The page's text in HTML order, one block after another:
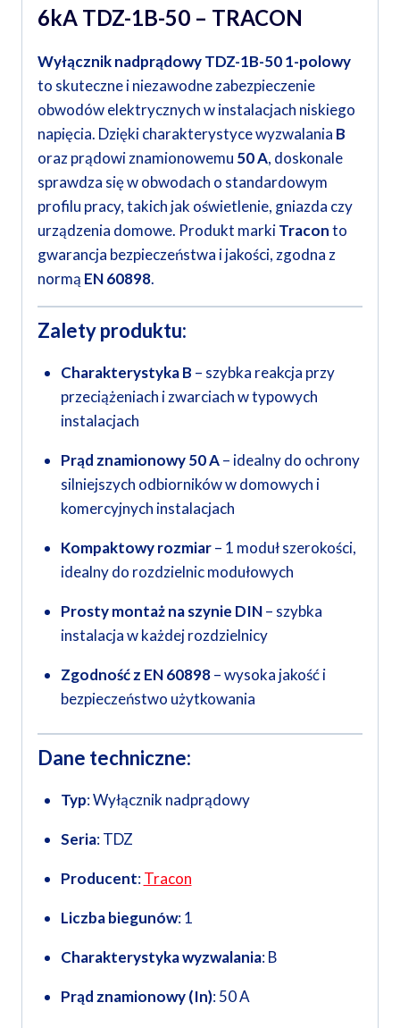
6kA TDZ-1B-50 – TRACON
Wyłącznik nadprądowy TDZ-1B-50 1-polowy
to skuteczne i niezawodne zabezpieczenie
obwodów elektrycznych w instalacjach niskiego
napięcia. Dzięki charakterystyce wyzwalania B
oraz prądowi znamionowemu 50 A, doskonale
sprawdza się w obwodach o standardowym
profilu pracy, takich jak oświetlenie, gniazda czy
urządzenia domowe. Produkt markiTraconto
gwarancja bezpieczeństwa i jakości, zgodna z
normą EN 60898.
Zalety produktu:
Charakterystyka B – szybka reakcja przy
przeciążeniach i zwarciach w typowych
instalacjach
Prąd znamionowy 50 A– idealny do ochrony
silniejszych odbiorników w domowych i
komercyjnych instalacjach
Kompaktowy rozmiar– 1 moduł szerokości,
idealny do rozdzielnic modułowych
Prosty montaż na szynie DIN– szybka
instalacja w każdej rozdzielnicy
Zgodność z EN 60898– wysoka jakość i
bezpieczeństwo użytkowania
Dane techniczne:
Typ: Wyłącznik nadprądowy
Seria: TDZ
Producent:Tracon
Liczba biegunów: 1
Charakterystyka wyzwalania: B
Prąd znamionowy (In): 50 A